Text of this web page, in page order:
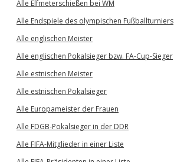
Alle Elfmeterschießen bei WM
Alle Endspiele des olympischen Fußballturniers
Alle englischen Meister
Alle englischen Pokalsieger bzw. FA-Cup-Sieger
Alle estnischen Meister
Alle estnischen Pokalsieger
Alle Europameister der Frauen
Alle FDGB-Pokalsieger in der DDR
Alle FIFA-Mitglieder in einer Liste